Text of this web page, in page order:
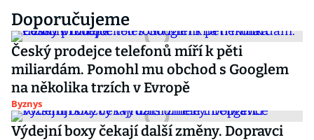
Doporučujeme
Český prodejce telefonů míří k pěti
miliardám. Pomohl mu obchod s Googlem
na několika trzích v Evropě
Byznys
Výdejní boxy čekají další změny. Dopravci